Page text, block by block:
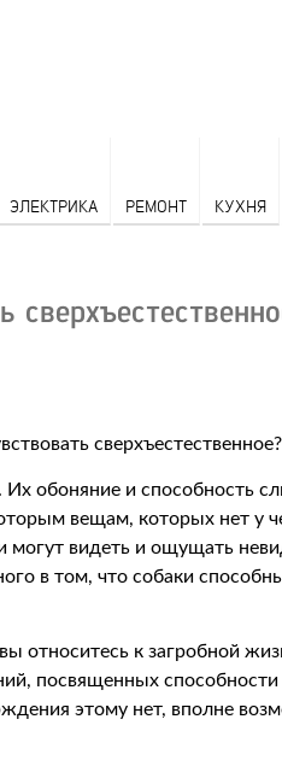
ЭЛЕКТРИКА РЕМОНТ КУХНЯ
обоняние и способность
вещам, которых нет у
могут видеть и ощущать
в том, что собаки
относитесь к загробной
посвященных способности
этому нет, вполне